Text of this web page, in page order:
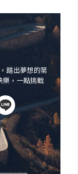
踏出夢想的第
樂，一點挑戰